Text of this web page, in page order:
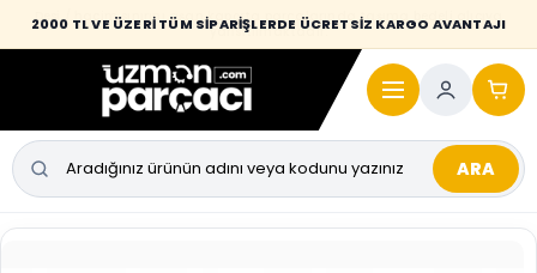
2000 TL VE ÜZERİ TÜM SİPARİŞLERDE ÜCRETSİZ KARGO AVANTAJI
Desi / hacim sınırını aşan kaporta parçalarında taşıma bedeli alıcıya
yansıtılmaktadır.
ARA